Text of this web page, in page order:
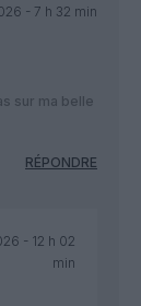
- 7 h 32 min
sur ma belle
RÉPONDRE
- 12 h 02
min